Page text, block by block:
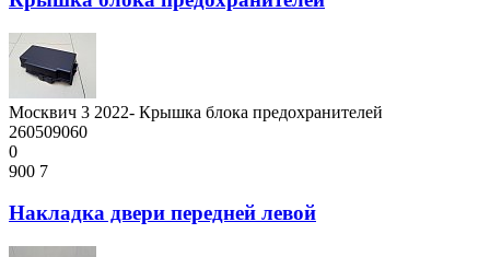
Москвич 3 2022- Крышка блока предохранителей
260509060
0
900 7
Накладка двери передней левой